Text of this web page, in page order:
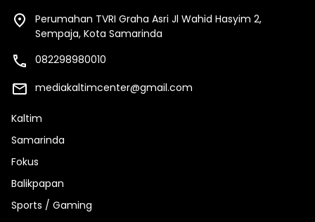
Perumahan TVRI Graha Asri Jl Wahid Hasyim 2,
Sempaja, Kota Samarinda
082298980010
mediakaltimcenter@gmail.com
Kaltim
Samarinda
Fokus
Balikpapan
Sports / Gaming